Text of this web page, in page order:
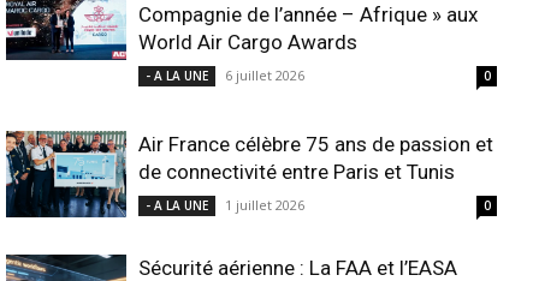
Compagnie de l’année – Afrique » aux
World Air Cargo Awards
- A LA UNE 6 juillet 2026 0
Air France célèbre 75 ans de passion et
de connectivité entre Paris et Tunis
- A LA UNE 1 juillet 2026 0
Sécurité aérienne : La FAA et l’EASA